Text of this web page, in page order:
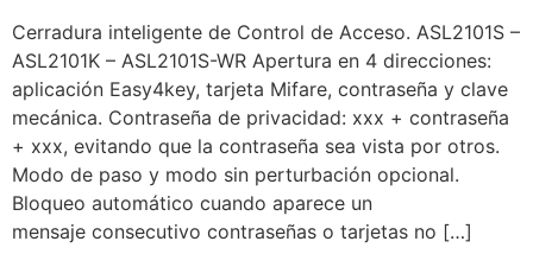
Cerradura inteligente de Control de Acceso. ASL2101S –
ASL2101K – ASL2101S-WR Apertura en 4 direcciones:
aplicación Easy4key, tarjeta Mifare, contraseña y clave
mecánica. Contraseña de privacidad: xxx + contraseña
+ xxx, evitando que la contraseña sea vista por otros.
Modo de paso y modo sin perturbación opcional.
Bloqueo automático cuando aparece un
mensaje consecutivo contraseñas o tarjetas no […]